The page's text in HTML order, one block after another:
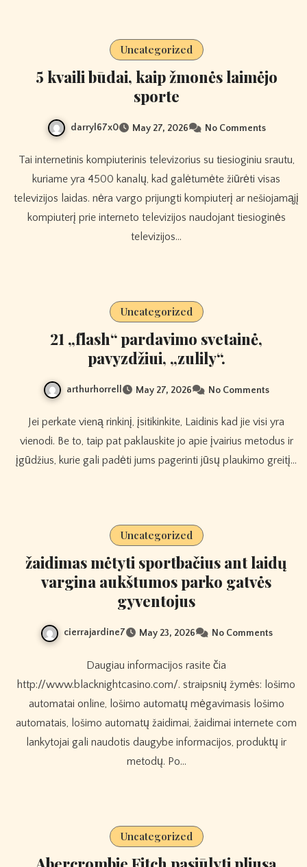
Uncategorized
5 kvaili būdai, kaip žmonės laimėjo
sporte
darryl67x0 May 27, 2026 No Comments
Tai internetinis kompiuterinis televizorius su tiesioginiu srautu,
kuriame yra 4500 kanalų, kad galėtumėte žiūrėti visas
televizijos laidas. nėra vargo prijungti kompiuterį ar nešiojamąjį
kompiuterį prie interneto televizijos naudojant tiesioginės
televizijos…
Uncategorized
21 „flash“ pardavimo svetainė,
pavyzdžiui, „zulily“.
arthurhorrell May 27, 2026 No Comments
vienodi. Be to, taip pat paklauskite jo apie įvairius metodus ir
įgūdžius, kurie gali padėti jums pagerinti jūsų plaukimo greitį…
Uncategorized
žaidimas mėtyti sportbačius ant laidų
vargina aukštumos parko gatvės
gyventojus
cierrajardine7 May 23, 2026 No Comments
Daugiau informacijos rasite čia
http://www.blacknightcasino.com/. straipsnių žymės: lošimo
automatai online, lošimo automatų mėgavimasis lošimo
automatais, lošimo automatų žaidimai, žaidimai internete com
lankytojai gali naudotis daugybe informacijos, produktų ir
metodų. Po…
Uncategorized